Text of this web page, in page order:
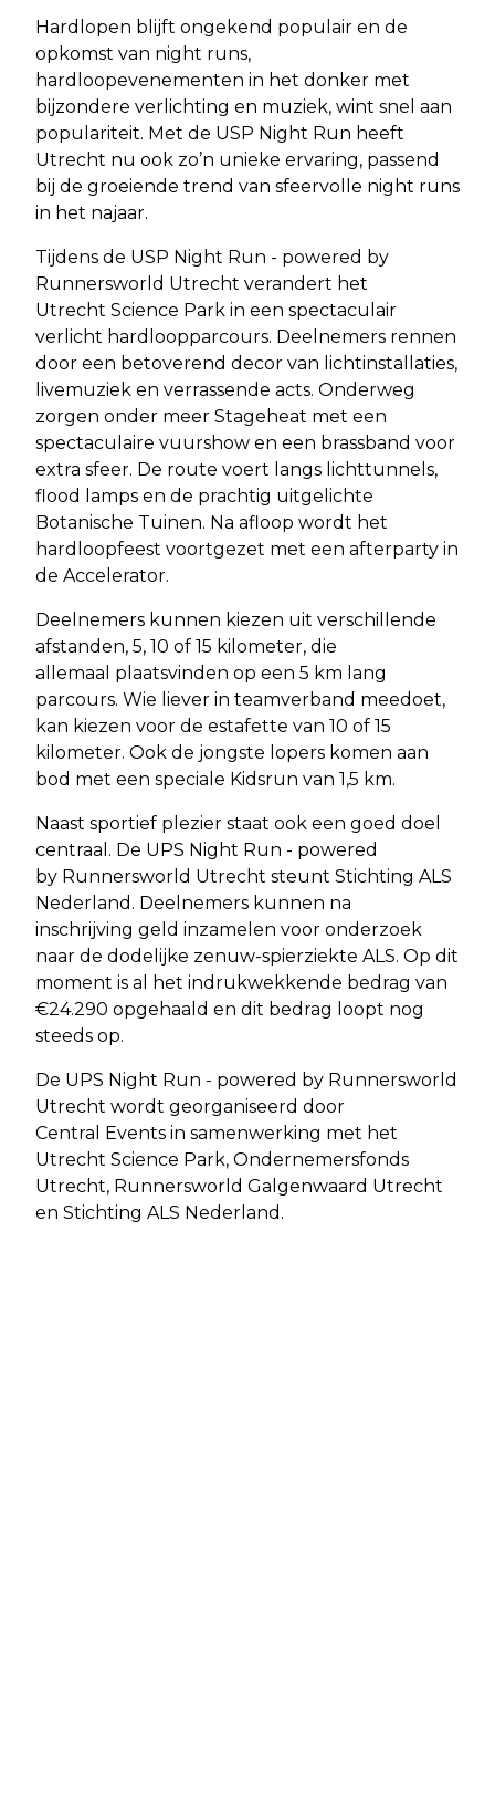
Hardlopen blijft ongekend populair en de
opkomst van night runs,
hardloopevenementen in het donker met
bijzondere verlichting en muziek, wint snel aan
populariteit. Met de USP Night Run heeft
Utrecht nu ook zo’n unieke ervaring, passend
bij de groeiende trend van sfeervolle night runs
in het najaar.
Tijdens de USP Night Run - powered by
Runnersworld Utrecht verandert het
Utrecht Science Park in een spectaculair
verlicht hardloopparcours. Deelnemers rennen
door een betoverend decor van lichtinstallaties,
livemuziek en verrassende acts. Onderweg
zorgen onder meer Stageheat met een
spectaculaire vuurshow en een brassband voor
extra sfeer. De route voert langs lichttunnels,
flood lamps en de prachtig uitgelichte
Botanische Tuinen. Na afloop wordt het
hardloopfeest voortgezet met een afterparty in
de Accelerator.
Deelnemers kunnen kiezen uit verschillende
afstanden, 5, 10 of 15 kilometer, die
allemaal plaatsvinden op een 5 km lang
parcours. Wie liever in teamverband meedoet,
kan kiezen voor de estafette van 10 of 15
kilometer. Ook de jongste lopers komen aan
bod met een speciale Kidsrun van 1,5 km.
Naast sportief plezier staat ook een goed doel
centraal. De UPS Night Run - powered
by Runnersworld Utrecht steunt Stichting ALS
Nederland. Deelnemers kunnen na
inschrijving geld inzamelen voor onderzoek
naar de dodelijke zenuw-spierziekte ALS. Op dit
moment is al het indrukwekkende bedrag van
€24.290 opgehaald en dit bedrag loopt nog
steeds op.
De UPS Night Run - powered by Runnersworld
Utrecht wordt georganiseerd door
Central Events in samenwerking met het
Utrecht Science Park, Ondernemersfonds
Utrecht, Runnersworld Galgenwaard Utrecht
en Stichting ALS Nederland.